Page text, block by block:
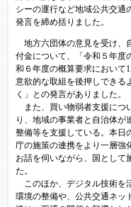
シーの運行など地域公共交通
発言を締め括りました。​
地方六団体の意見を受け、
付金について、「令和５年度
和６年度の概算要求において
意欲的な取組を後押しできる
く」との発言がありました。
また、買い物弱者支援につ
り、地域の事業者と自治体が
整備等を支援している。本日
庁の施策の連携をより一層強
お話を伺いながら、国として
た。
このほか、デジタル技術を
環境の整備や、公共交通ネッ